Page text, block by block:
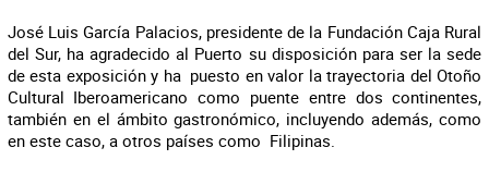
José Luis García Palacios, presidente de la Fundación Caja Rural
del Sur, ha agradecido al Puerto su disposición para ser la sede
de esta exposición y ha puesto en valor la trayectoria del Otoño
Cultural Iberoamericano como puente entre dos continentes,
también en el ámbito gastronómico, incluyendo además, como
en este caso, a otros países como Filipinas.